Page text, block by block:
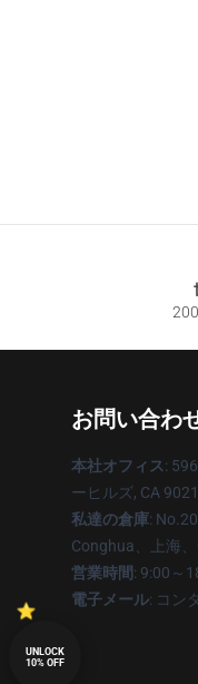
お問い合わ
本社オフィス:
ーヒルズ, CA
私達の倉庫:
Conghua、上海、
営業時間: 9:00～
電子メール: コン
UNLOCK
10% OFF